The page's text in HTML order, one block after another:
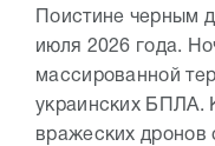
Поистине черным
июля 2026 года.
массированной
украинских БПЛА.
вражеских дронов